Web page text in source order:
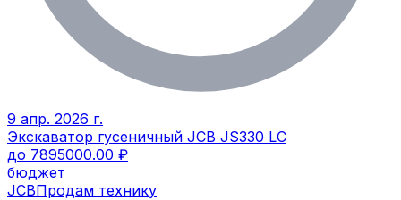
9 апр. 2026 г.
Экскаватор гусеничный JCB JS330 LС
до 7895000.00 ₽
бюджет
JCBПродам технику